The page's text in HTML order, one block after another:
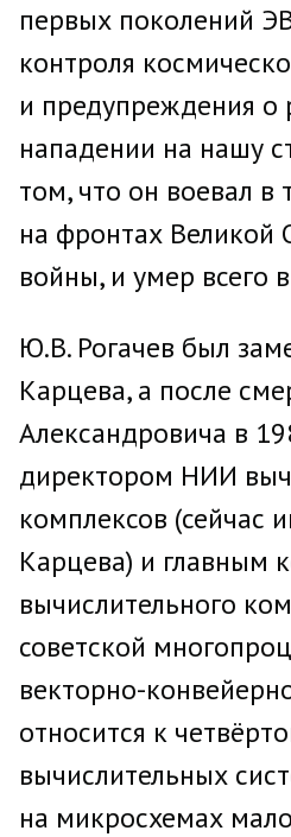
первых поколений
контроля
и предупреждения о
нападении на нашу
том, что он воевал в
на фронтах Великой
войны, и умер всего
Ю.В. Рогачев был
Карцева, а после
Александровича в
директором НИИ
комплексов (сейчас
Карцева) и главным
вычислительного
советской
векторно-
относится к
вычислительных
на микросхемах